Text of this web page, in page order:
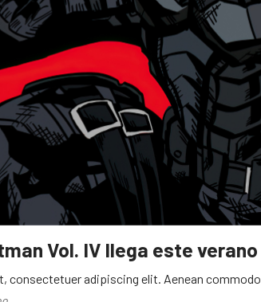
Vol. IV llega este
consectetuer adipiscing elit. Aenean commodo